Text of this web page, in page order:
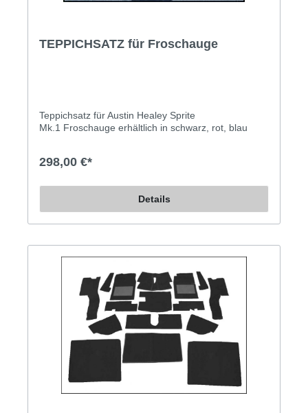
TEPPICHSATZ für Froschauge
Teppichsatz für Austin Healey Sprite
Mk.1 Froschauge erhältlich in schwarz, rot, blau
298,00 €*
Details